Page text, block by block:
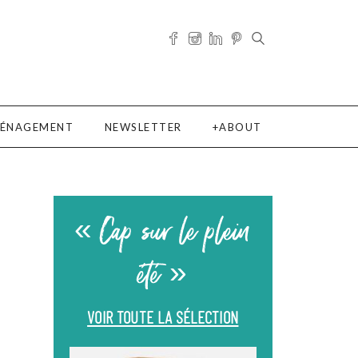
NEWSLETTER ABOUT
« Cap sur le plein
été »
VOIR TOUTE LA SÉLECTION